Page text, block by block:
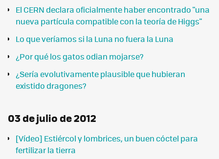
El CERN declara oficialmente haber encontrado "una
nueva partícula compatible con la teoría de Higgs"
Lo que veríamos si la Luna no fuera la Luna
¿Por qué los gatos odian mojarse?
¿Sería evolutivamente plausible que hubieran
existido dragones?
03 de julio de 2012
[Vídeo] Estiércol y lombrices, un buen cóctel para
fertilizar la tierra